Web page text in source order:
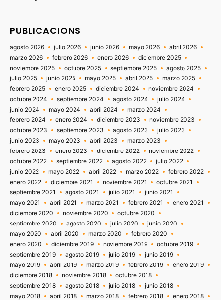
PUBLICACIONS
agosto 2026 julio 2026 junio 2026 mayo 2026
abril 2026
marzo 2026
febrero 2026 enero 2026
diciembre 2025
noviembre 2025
octubre 2025 septiembre 2025
agosto 2025
julio 2025
junio 2025 mayo 2025 abril 2025
marzo 2025
febrero 2025
enero 2025 diciembre 2024
noviembre 2024
octubre 2024
septiembre 2024 agosto 2024
julio 2024
junio 2024
mayo 2024 abril 2024
marzo 2024
febrero 2024
enero 2024 diciembre 2023
noviembre 2023
octubre 2023
septiembre 2023 agosto 2023
julio 2023
junio 2023
mayo 2023 abril 2023
marzo 2023
febrero 2023
enero 2023 diciembre 2022
noviembre 2022
octubre 2022
septiembre 2022 agosto 2022
julio 2022
junio 2022
mayo 2022 abril 2022 marzo 2022
febrero 2022
enero 2022
diciembre 2021 noviembre 2021
octubre 2021
septiembre 2021
agosto 2021 julio 2021
junio 2021
mayo 2021
abril 2021 marzo 2021 febrero 2021
enero 2021
diciembre 2020
noviembre 2020
octubre 2020
septiembre 2020
agosto 2020 julio 2020
junio 2020
mayo 2020
abril 2020 marzo 2020
febrero 2020
enero 2020
diciembre 2019 noviembre 2019
octubre 2019
septiembre 2019
agosto 2019 julio 2019
junio 2019
mayo 2019
abril 2019 marzo 2019 febrero 2019
enero 2019
diciembre 2018
noviembre 2018
octubre 2018
septiembre 2018
agosto 2018 julio 2018
junio 2018
mayo 2018
abril 2018 marzo 2018 febrero 2018
enero 2018